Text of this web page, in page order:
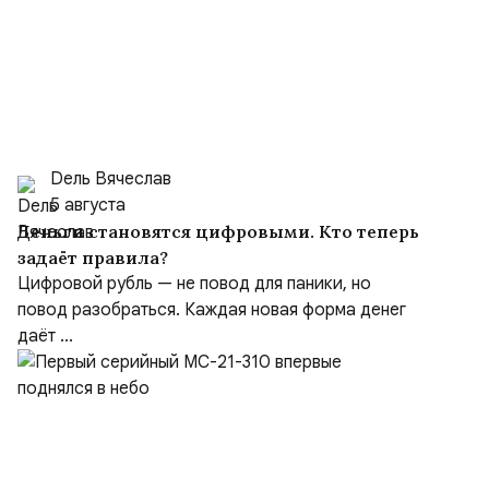
Dель Вячеслав
5 августа
Деньги становятся цифровыми. Кто теперь
задаёт правила?
Цифровой рубль — не повод для паники, но
повод разобраться. Каждая новая форма денег
даёт ...